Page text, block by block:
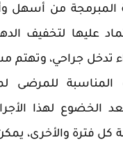
المبرمجة من أسهل
عليها لتخفيف
تدخل جراحي،
المناسبة للمرضى
الخضوع لهذا
كل فترة والأخرى،